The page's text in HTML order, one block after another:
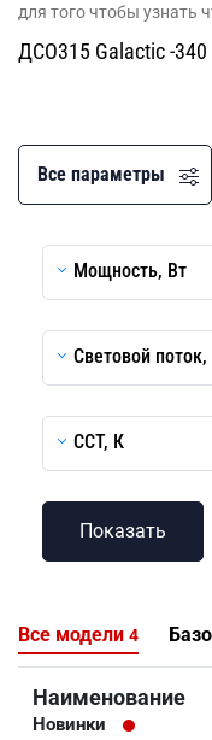
для того чтобы узнать
ДСО315 Galactic -340
Все параметры
Мощность, Вт
Световой
CCT, К
Все модели 4
Наименование
Новинки